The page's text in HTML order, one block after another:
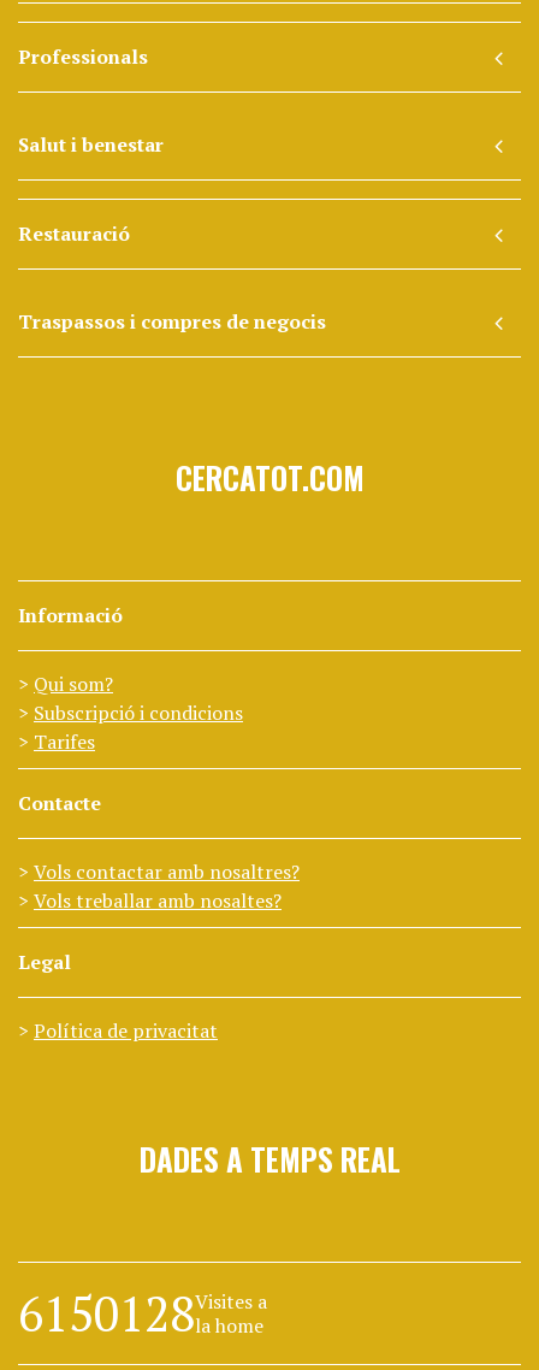
Professionals
Salut i benestar
Restauració
Traspassos i compres de negocis
CERCATOT.COM
Informació
Qui som?
Subscripció i condicions
Tarifes
Contacte
Vols contactar amb nosaltres?
Vols treballar amb nosaltes?
Legal
Política de privacitat
DADES A TEMPS REAL
6150128Visites a
la home